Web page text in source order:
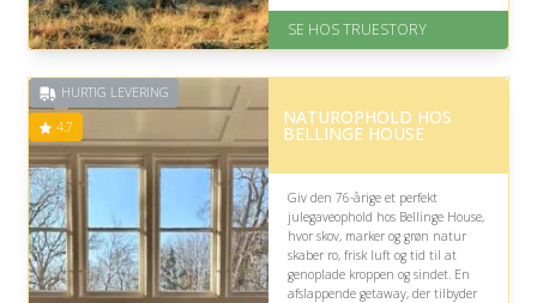
På lager
Levering: 1-2 dages levering.
samme
på 4.7 ud af 5
SE HOS TRUESTORY
HURTIG LEVERING
4.7 NATUROPHOLD HOS
BELLINGE HOUSE
Giv den 76-årige et perfekt
julegaveophold hos Bellinge House,
hvor skov, marker og grøn natur
skaber ro, frisk luft og tid til at
genoplade kroppen og sindet. En
afslappende getaway, der tilbyder